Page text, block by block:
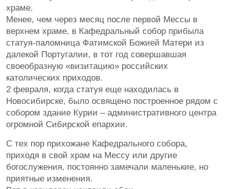
храме.
Менее, чем через месяц после первой Мессы в
верхнем храме, в Кафедральный собор прибыла
статуя-паломница Фатимской Божией Матери из
далекой Португалии, в тот год совершавшая
своеобразную «визитацию» российских
католических приходов.
2 февраля, когда статуя еще находилась в
Новосибирске, было освящено построенное рядом с
собором здание Курии – административного центра
огромной Сибирской епархии.
С тех пор прихожане Кафедрального собора,
приходя в свой храм на Мессу или другие
богослужения, постоянно замечали маленькие, но
приятные изменения.